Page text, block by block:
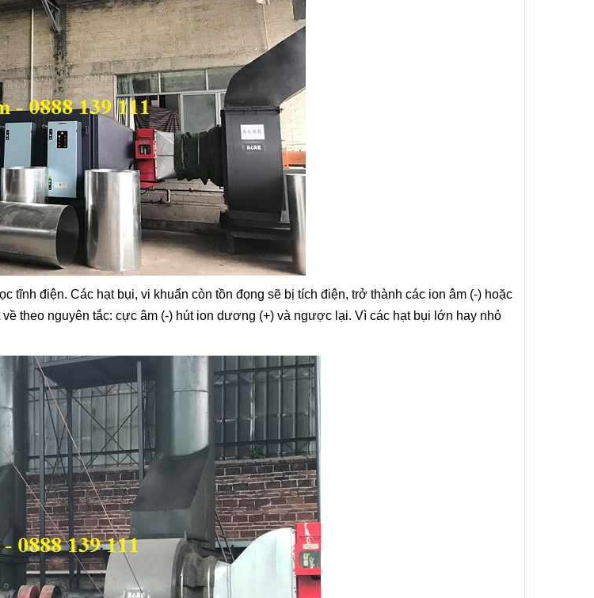
tĩnh điện. Các hạt bụi, vi khuẩn còn tồn đọng sẽ bị tích điện, trở thành các ion âm (-) hoặc
theo nguyên tắc: cực âm (-) hút ion dương (+) và ngược lại. Vì các hạt bụi lớn hay nhỏ